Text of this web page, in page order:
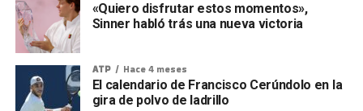
«Quiero disfrutar estos momentos»,
Sinner habló trás una nueva victoria
ATP Hace 4 meses
El calendario de Francisco Cerúndolo en la
gira de polvo de ladrillo